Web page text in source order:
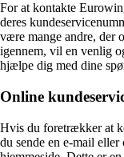
For at kontakte
deres
være mange andre, der
igennem, vil en venlig
hjælpe dig med dine
Online
Hvis du foretrækker at
du sende en e-mail eller